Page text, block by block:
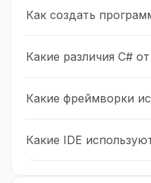
Как создать
Какие различия C#
Какие фреймворки
Какие IDE